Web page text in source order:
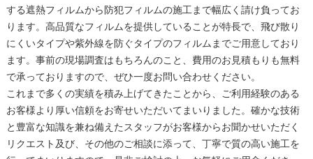
する遮熱フィルムから防犯フィルムの施工まで幅広く請け負ってお
ります。高品質なフィルムを提供していることが特長で、飛び散り
にくいタイプや紫外線を防ぐタイプのフィルムまでご用意しており
ます。事前の現場調査はもちろんのこと、費用のお見積もりも無料
で承っておりますので、ぜひ一度お問い合わせください。
これまで多くの実績を積み上げてきたことから、ご利用経験のある
お客様より厚い信頼をお寄せいただいてまいりました。確かな技術
と豊富な知識を兼ね備えたスタッフがお客様からお聞かせいただく
リクエスト及び、その他のご相談に添って、丁寧で質の高い施工を